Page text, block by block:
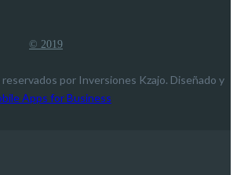
© 2019
por Inversiones Kzajo. Diseñado y
Apps for Business